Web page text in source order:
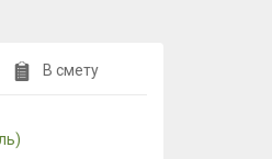
В смету